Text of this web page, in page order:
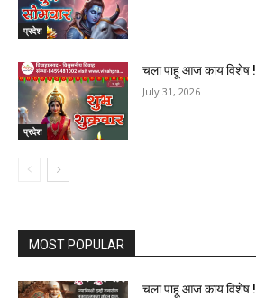
प्रदेश
प्रदेश
चला पाहू आज काय विशेष !
July 31, 2026
MOST POPULAR
चला पाहू आज काय विशेष !